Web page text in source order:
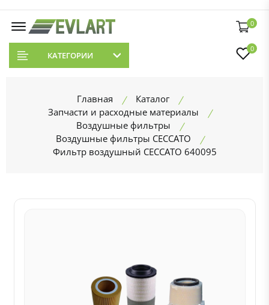
0
КАТЕГОРИИ
0
Главная
Каталог
Запчасти и расходные материалы
Воздушные фильтры
Воздушные фильтры CECCATO
Фильтр воздушный CECCATO 640095